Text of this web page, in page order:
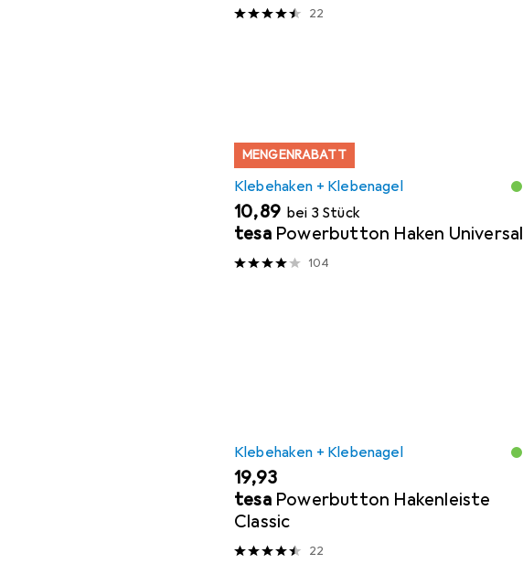
22
MENGENRABATT
Klebehaken + Klebenagel
EUR
10,89 bei 3 Stück
tesa Powerbutton Haken Universal
104
Klebehaken + Klebenagel
EUR
19,93
tesa Powerbutton Hakenleiste
Classic
22